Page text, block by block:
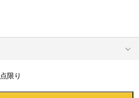
点限り